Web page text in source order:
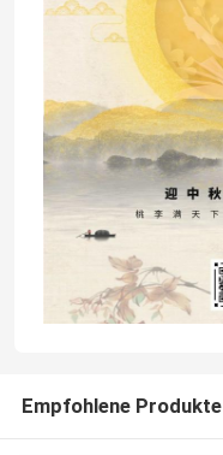
Empfohlene Produkte